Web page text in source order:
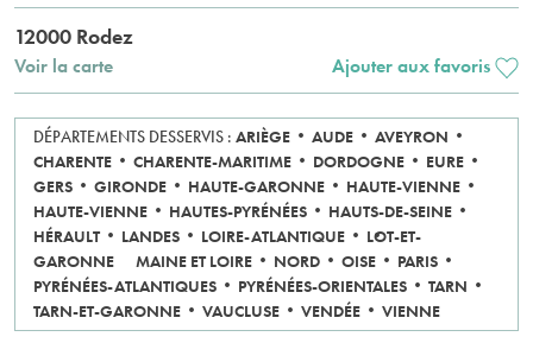
12000 Rodez
Voir la carte Ajouter aux favoris
DÉPARTEMENTS DESSERVIS : ARIÈGE AUDE
AVEYRON
CHARENTE
CHARENTE-MARITIME DORDOGNE
EURE
GERS
GIRONDE HAUTE-GARONNE
HAUTE-VIENNE
HAUTE-VIENNE
HAUTES-PYRÉNÉES
HAUTS-DE-SEINE
HÉRAULT
LANDES LOIRE-ATLANTIQUE
LOT-ET-
GARONNE
MAINE ET LOIRE NORD OISE
PARIS
PYRÉNÉES-ATLANTIQUES
PYRÉNÉES-ORIENTALES
TARN
TARN-ET-GARONNE
VAUCLUSE VENDÉE VIENNE